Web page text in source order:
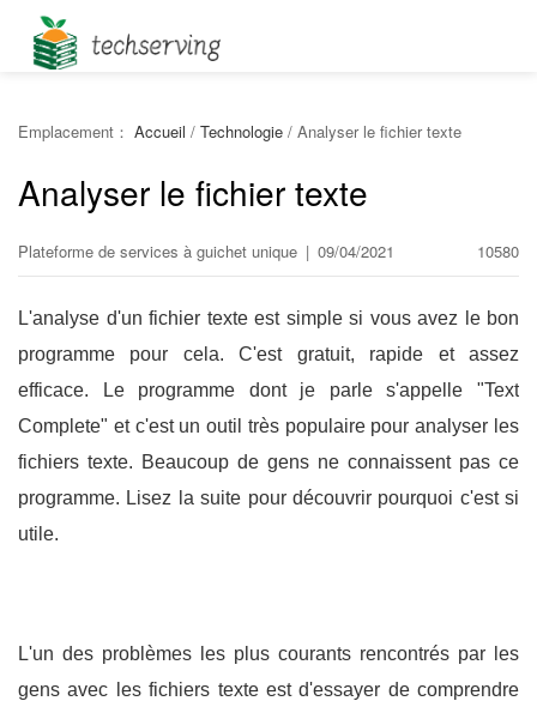
Emplacement： Accueil / Technologie / Analyser le fichier texte
Analyser le fichier texte
Plateforme de services à guichet unique | 09/04/2021 10580
L'analyse d'un fichier texte est simple si vous avez le bon
programme pour cela. C'est gratuit, rapide et assez
efficace. Le programme dont je parle s'appelle "Text
Complete" et c'est un outil très populaire pour analyser les
fichiers texte. Beaucoup de gens ne connaissent pas ce
programme. Lisez la suite pour découvrir pourquoi c'est si
utile.
L'un des problèmes les plus courants rencontrés par les
gens avec les fichiers texte est d'essayer de comprendre